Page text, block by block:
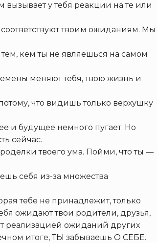
у тебя реакции на те или
твоим ожиданиям. Мы
кем ты не являешься на самом
меняют тебя, твою жизнь и
что видишь только верхушку
и будущее немного пугает. Но
сейчас.
твоего ума. Пойми, что ты —
себя из-за множества
тебе не принадлежит, только
ожидают твои родители, друзья,
реализацией ожиданий других
итоге, ТЫ забываешь О СЕБЕ.